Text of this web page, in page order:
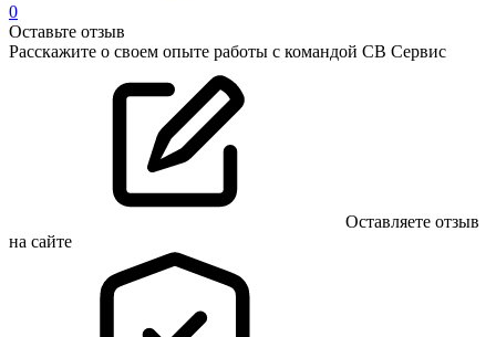
0
Оставьте отзыв
Расскажите о своем опыте работы с командой СВ Сервис
Оставляете отзыв
на сайте